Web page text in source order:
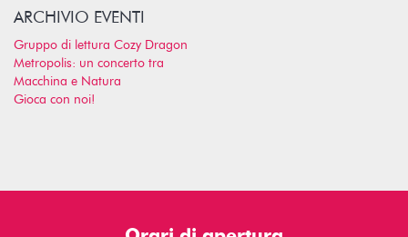
ARCHIVIO EVENTI
Gruppo di lettura Cozy Dragon
Metropolis: un concerto tra
Macchina e Natura
Gioca con noi!